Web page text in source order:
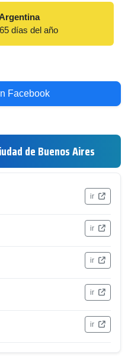
días del año
Facebook
de Buenos Aires
ir
ir
ir
ir
ir